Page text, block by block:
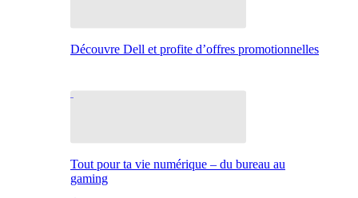
Découvre Dell et profite d’offres promotionnelles
Tout pour ta vie numérique – du bureau au
gaming